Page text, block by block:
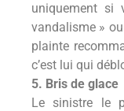
uniquement si
vandalisme »
plainte
c’est lui qui
5. Bris de glace
Le sinistre le